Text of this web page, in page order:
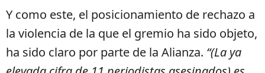
Y como este, el posicionamiento de rechazo a
la violencia de la que el gremio ha sido objeto,
ha sido claro por parte de la Alianza. “(La ya